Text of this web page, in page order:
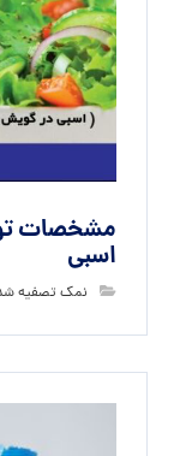
مشخصات
اسبی
نمک تصفیه